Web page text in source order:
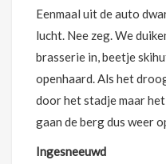
Eenmaal uit de auto
lucht. Nee zeg. We
brasserie in, beetje
openhaard. Als het
door het stadje maar
gaan de berg dus weer
Ingesneeuwd